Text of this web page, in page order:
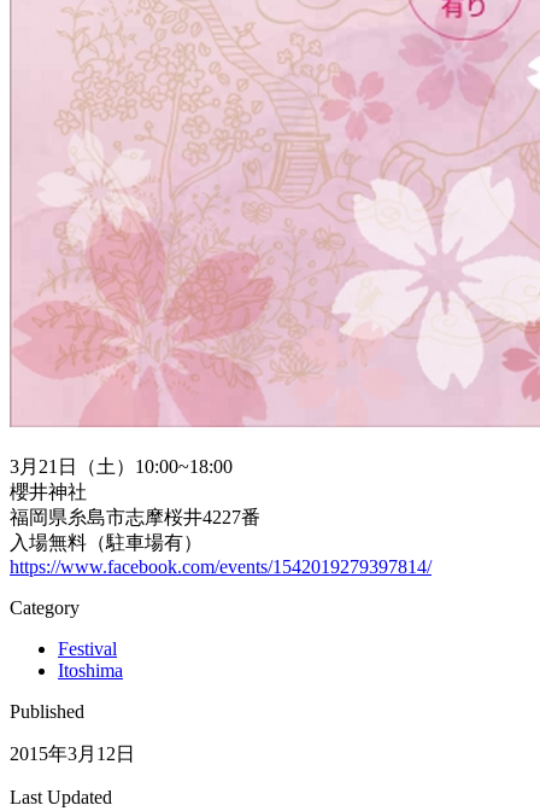
3月21日（土）10:00~18:00
櫻井神社
福岡県糸島市志摩桜井4227番
入場無料（駐車場有）
https://www.facebook.com/events/1542019279397814/
Category
Festival
Itoshima
Published
2015年3月12日
Last Updated